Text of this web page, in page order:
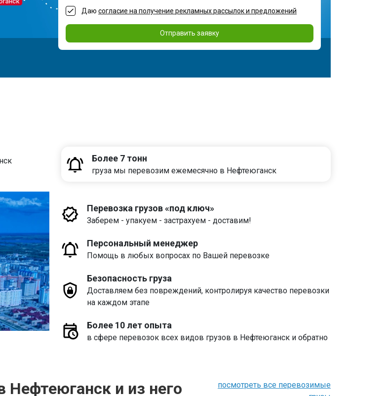
Даю согласие на получение рекламных рассылок и предложений
Отправить заявку
Более 7 тонн
груза мы перевозим ежемесячно в Нефтеюганск
Перевозка грузов «под ключ»
Заберем - упакуем - застрахуем - доставим!
Персональный менеджер
Помощь в любых вопросах по Вашей перевозке
Безопасность груза
Доставляем без повреждений, контролируя качество перевозки
на каждом этапе
Более 10 лет опыта
в сфере перевозок всех видов грузов в Нефтеюганск и обратно
Нефтеюганск и из него
посмотреть все перевозимые